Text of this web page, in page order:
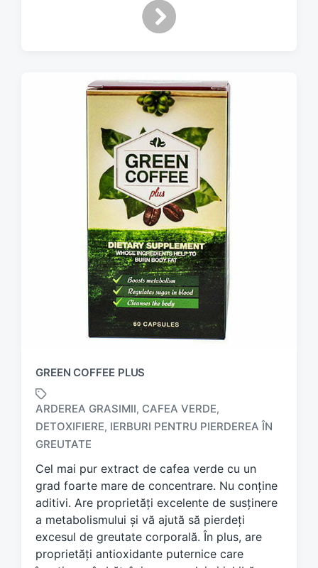
GREEN COFFEE PLUS
T
a
g
e
d
w
h
ARDEREA GRASIMII, CAFEA VERDE,
DETOXIFIERE, IERBURI PENTRU PIERDEREA ÎN
GREUTATE
Cel mai pur extract de cafea verde cu un
grad foarte mare de concentrare. Nu conține
aditivi. Are proprietăți excelente de susținere
a metabolismului și vă ajută să pierdeți
excesul de greutate corporală. În plus, are
proprietăți antioxidante puternice care